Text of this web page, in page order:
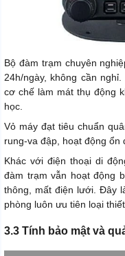
Bộ đàm trạm chuyên
24h/ngày, không cần
cơ chế làm mát thụ động
học.
Vỏ máy đạt tiêu chuẩn
rung-va đập, hoạt động ổn
Khác với điện thoại di
đàm trạm vẫn hoạt động
thông, mất điện lưới. Đây
phòng luôn ưu tiên loại
3.3 Tính bảo mật và